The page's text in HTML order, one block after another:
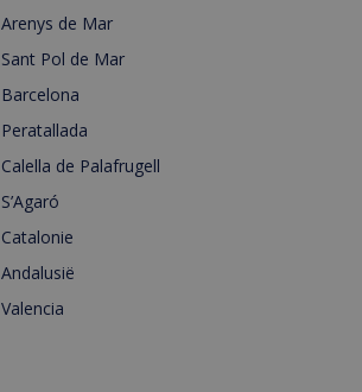
Arenys de Mar
Sant Pol de Mar
Barcelona
Peratallada
Calella de Palafrugell
S’Agaró
Catalonie
Andalusië
Valencia